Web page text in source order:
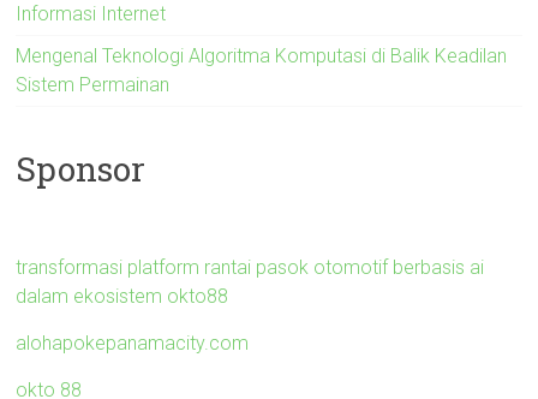
Informasi Internet
Mengenal Teknologi Algoritma Komputasi di Balik Keadilan
Sistem Permainan
Sponsor
transformasi platform rantai pasok otomotif berbasis ai
dalam ekosistem okto88
alohapokepanamacity.com
okto 88